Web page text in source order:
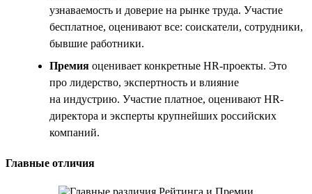
узнаваемость и доверие на рынке труда. Участие
бесплатное, оценивают все: соискатели, сотрудники,
бывшие работники.
Премия оценивает конкретные HR-проекты. Это
про лидерство, экспертность и влияние
на индустрию. Участие платное, оценивают HR-
директора и эксперты крупнейших российских
компаний.
Главные отличия